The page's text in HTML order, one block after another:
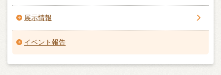
展示情報
イベント報告